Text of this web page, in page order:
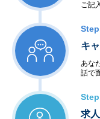
ご記
キ
あな
話で
求